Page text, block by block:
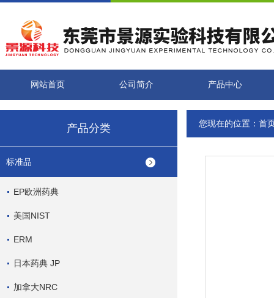
网站首页 公司简介 产品中心
产品分类
标准品
EP欧洲药典
美国NIST
ERM
日本药典 JP
加拿大NRC
您现在的位置： 首